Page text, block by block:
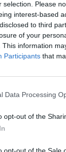
selection. Please
interest-based
to third
of your
This information
Participants that
Data Processing
opt-out of the
mentre
col 3-5-
pericolosa,
di Guidolin
c'è Torje
in
perfetta i
sfiora il
ubriaca di